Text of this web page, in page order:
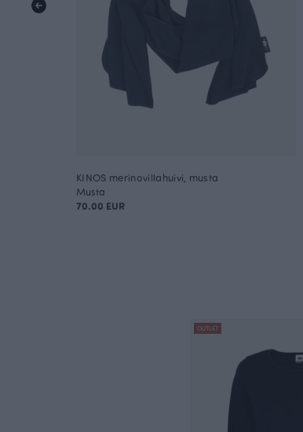
KINOS merinovillahuivi, musta
Musta
70.00 EUR
OUTLET